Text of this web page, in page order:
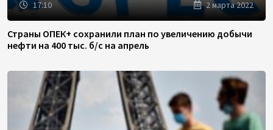
17:10 2 марта 2022
Страны ОПЕК+ сохранили план по увеличению добычи
нефти на 400 тыс. б/с на апрель